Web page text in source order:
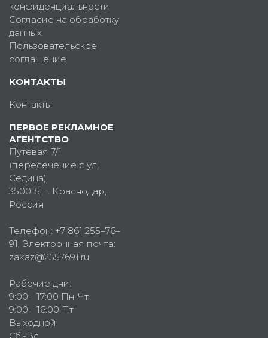
конфиденциальности
Согласие на обработку
данных
Пользовательское
соглашение
КОНТАКТЫ
Контакты
ПЕРВОЕ РЕКЛАМНОЕ
АГЕНТСТВО
Путевая 7/1
(пересечение с ул.
Седина)
350015, г. Краснодар,
Россия
Телефон: +7 861 255–76–
91, Электронная почта:
zakaz@2557691.ru
Рабочие дни:
9:00 - 17:00 Пн-Чт
9:00 - 16:00 Пт
Выходной: